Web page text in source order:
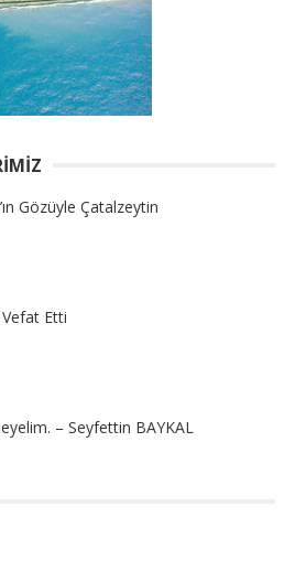
Gözüyle Çatalzeytin
Etti
– Seyfettin BAYKAL